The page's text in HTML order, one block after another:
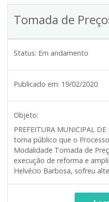
Tomada de
Status: Em andamento
Publicado em: 19/02/2020
Objeto:
PREFEITURA MUNICIPAL
torna público que o
Modalidade Tomada de
execução de reforma e
Helvécio Barbosa, sofreu